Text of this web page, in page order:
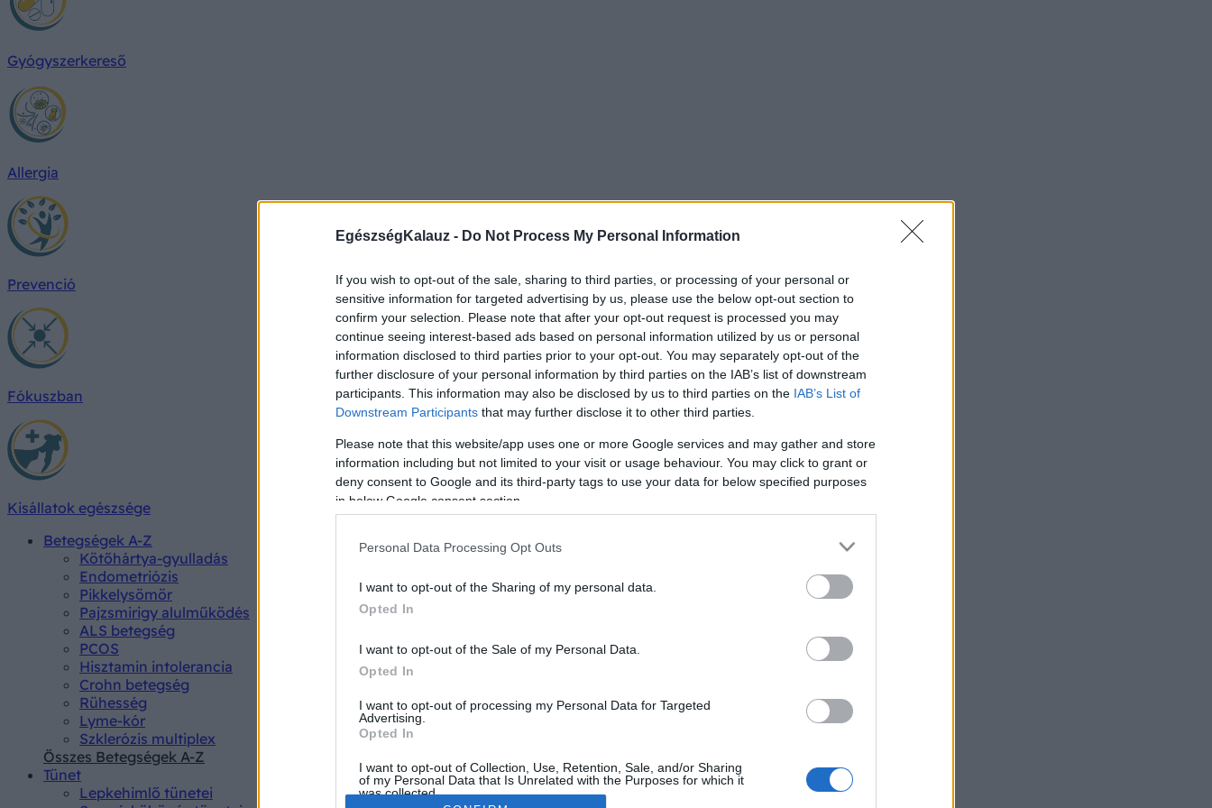
EgészségKalauz - Do Not Process My Personal Information
If you wish to opt-out of the sale, sharing to third parties, or processing of your personal or
sensitive information for targeted advertising by us, please use the below opt-out section to
confirm your selection. Please note that after your opt-out request is processed you may
continue seeing interest-based ads based on personal information utilized by us or personal
information disclosed to third parties prior to your opt-out. You may separately opt-out of the
further disclosure of your personal information by third parties on the IAB’s list of downstream
participants. This information may also be disclosed by us to third parties on the IAB’s List of
Downstream Participants that may further disclose it to other third parties.
Please note that this website/app uses one or more Google services and may gather and store
information including but not limited to your visit or usage behaviour. You may click to grant or
deny consent to Google and its third-party tags to use your data for below specified purposes
in below Google consent section.
Personal Data Processing Opt Outs
I want to opt-out of the Sharing of my personal data.
Opted In
I want to opt-out of the Sale of my Personal Data.
Opted In
I want to opt-out of processing my Personal Data for Targeted
Advertising.
Opted In
I want to opt-out of Collection, Use, Retention, Sale, and/or Sharing
of my Personal Data that Is Unrelated with the Purposes for which it
was collected.
Gyógyszerkereső
Allergia
Prevenció
Fókuszban
Kisállatok egészsége
Betegségek A-Z
Kötőhártya-gyulladás
Endometriózis
Pikkelysömör
Pajzsmirigy alulműködés
ALS betegség
PCOS
Hisztamin intolerancia
Crohn betegség
Rühesség
Lyme-kór
Szklerózis multiplex
Összes Betegségek A-Z
Tünet
Lepkehimlő tünetei